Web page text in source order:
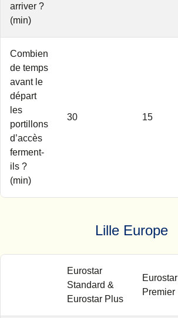
arriver ?
(min)
Combien
de temps
avant le
départ
les
portillons
d’accès
ferment-
ils ?
(min)
30 15
Lille Europe
Eurostar
Standard &
Eurostar Plus
Eurostar
Premier